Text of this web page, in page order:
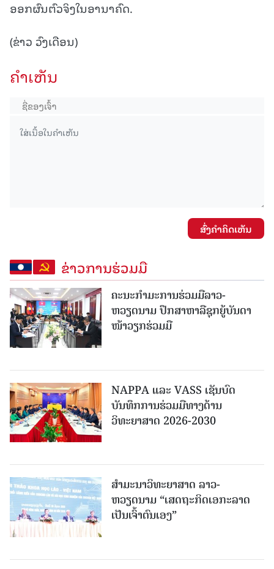
ອອກຜົນຕົວຈິງໃນອານາຄົດ.
(ຂ່າວ ວົງເດືອນ)
ຄໍາເຫັນ
ສົ່ງຄໍາຄິດເຫັນ
ຂ່າວການຮ່ວມມື
ຄະນະກໍາມະການຮ່ວມມືລາວ-
ຫວຽດນາມ ປຶກສາຫາລືຊຸກຍູ້ບັນດາ
ໜ້າວຽກຮ່ວມມື
NAPPA ແລະ VASS ເຊັນບົດ
ບັນທຶກການຮ່ວມມືທາງດ້ານ
ວິທະຍາສາດ 2026-2030
ສຳມະນາວິທະຍາສາດ ລາວ-
ຫວຽດນາມ “ເສດຖະກິດເອກະລາດ
ເປັນເຈົ້າຕົນເອງ”